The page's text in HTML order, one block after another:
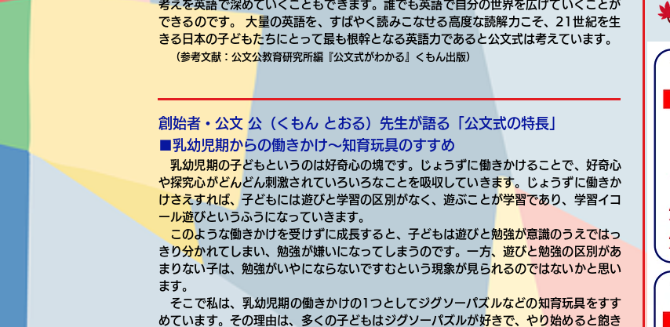
考えを英語で深めていくこともできます。誰でも英語で自分の世界を広げていくことが
できるのです。 大量の英語を、すばやく読みこなせる高度な読解力こそ、21世紀を生
きる日本の子どもたちにとって最も根幹となる英語力であると公文式は考えています。
（参考文献：公文公教育研究所編『公文式がわかる』くもん出版）
創始者・公文 公（くもん とおる）先生が語る「公文式の特長」
■乳幼児期からの働きかけ～知育玩具のすすめ
乳幼児期の子どもというのは好奇心の塊です。じょうずに働きかけることで、好奇心
や探究心がどんどん刺激されていろいろなことを吸収していきます。じょうずに働きか
けさえすれば、子どもには遊びと学習の区別がなく、遊ぶことが学習であり、学習イコ
ール遊びというふうになっていきます。
このような働きかけを受けずに成長すると、子どもは遊びと勉強が意識のうえではっ
きり分かれてしまい、勉強が嫌いになってしまうのです。一方、遊びと勉強の区別があ
まりない子は、勉強がいやにならないですむという現象が見られるのではないかと思い
ます。
そこで私は、乳幼児期の働きかけの1つとしてジグソーパズルなどの知育玩具をすす
めています。その理由は、多くの子どもはジグソーパズルが好きで、やり始めると飽き